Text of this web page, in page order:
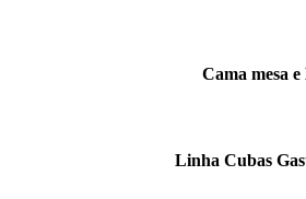
Cama mesa
Linha Cubas